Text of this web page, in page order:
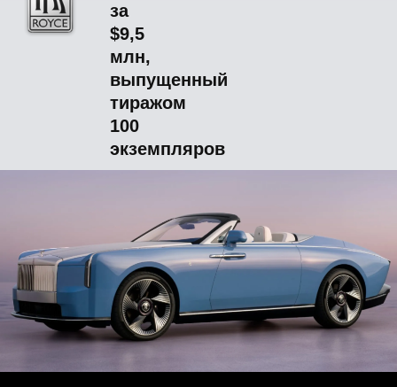
за
$9,5
млн,
выпущенный
тиражом
100
экземпляров